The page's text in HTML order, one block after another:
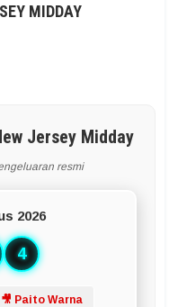
MIDDAY
Jersey Midday
resmi
2026
4
🎥 Paito Warna